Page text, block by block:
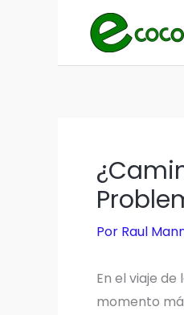
Por Raul
En el viaje
momento